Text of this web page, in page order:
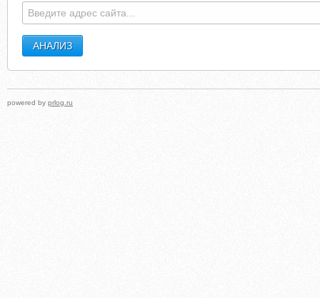
powered by prlog.ru